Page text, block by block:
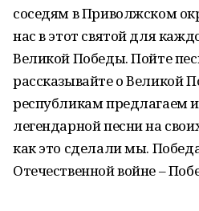
соседям в Приволжском
нас в этот святой для
Великой Победы. Пойте
рассказывайте о Великой
республикам предлагаем
легендарной песни на
как это сделали мы.
Отечественной войне –